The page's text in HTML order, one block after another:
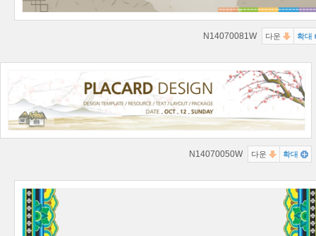
N14070081W 다운 확대
N14070050W 다운 확대